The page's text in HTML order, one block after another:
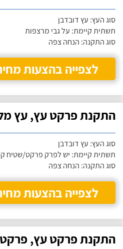
סוג העץ: עץ דובדבן
תשתית קיימת: על גבי מרצפות
סוג התקנה: הנחה צפה
לצפייה בהצעות
התקנת פרקט עץ, עץ
סוג העץ: עץ דובדבן
תשתית קיימת: יש לפרק פרקט/שטיח
סוג התקנה: הנחה צפה
לצפייה בהצעות
התקנת פרקט עץ, פרקט